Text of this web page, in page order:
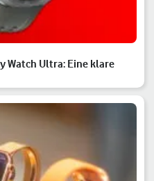
Watch Ultra: Eine klare